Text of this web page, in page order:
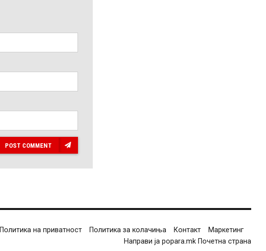
POST COMMENT
Политика на приватност Политика за колачиња Контакт
Маркетинг
Направи ја popara.mk Почетна страна